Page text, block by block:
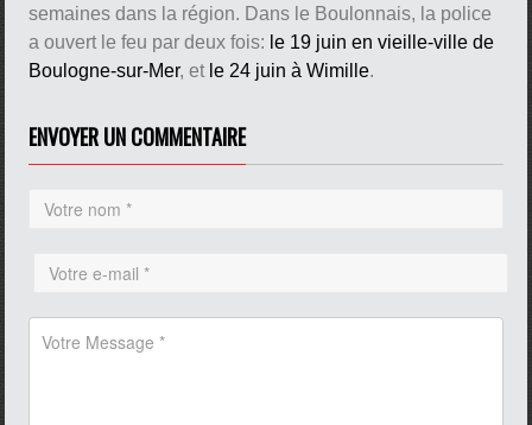
semaines dans la région. Dans le Boulonnais, la police
a ouvert le feu par deux fois: le 19 juin en vieille-ville de
Boulogne-sur-Mer, et le 24 juin à Wimille.
ENVOYER UN COMMENTAIRE